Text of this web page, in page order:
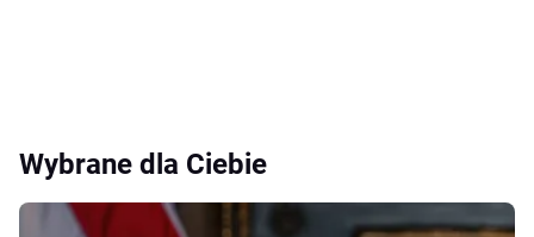
Wybrane dla Ciebie